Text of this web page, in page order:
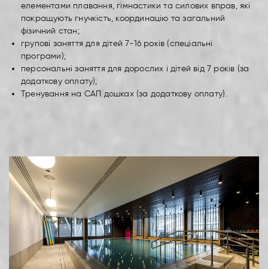
елементами плавання, гімнастики та силових вправ, які
покращують гнучкість, координацію та загальний
фізичний стан;
групові заняття для дітей 7-16 років (спеціальні
програми);
персональні заняття для дорослих і дітей від 7 років (за
додаткову оплату);
Тренування на САП дошках (за додаткову оплату).